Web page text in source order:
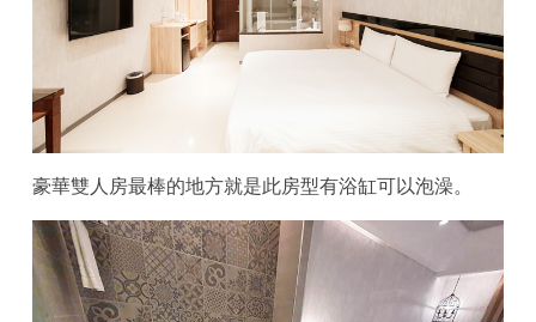
豪華雙人房最棒的地方就是此房型有浴缸可以泡澡。